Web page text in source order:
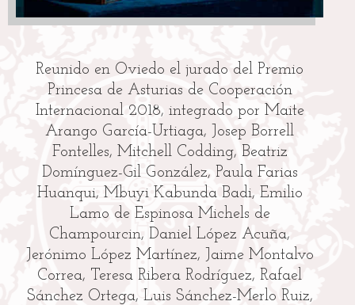
Reunido en Oviedo el jurado del Premio
Princesa de Asturias de Cooperación
Internacional 2018, integrado por Maite
Arango García-Urtiaga, Josep Borrell
Fontelles, Mitchell Codding, Beatriz
Domínguez-Gil González, Paula Farias
Huanqui, Mbuyi Kabunda Badi, Emilio
Lamo de Espinosa Michels de
Champourcin, Daniel López Acuña,
Jerónimo López Martínez, Jaime Montalvo
Correa, Teresa Ribera Rodríguez, Rafael
Sánchez Ortega, Luis Sánchez-Merlo Ruiz,